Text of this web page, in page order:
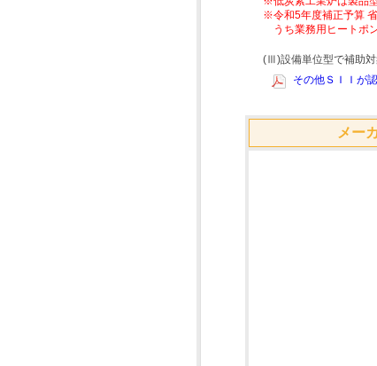
※令和5年度補正予算
うち業務用ヒートポ
(Ⅲ)設備単位型で補助対
その他ＳＩＩが
メー